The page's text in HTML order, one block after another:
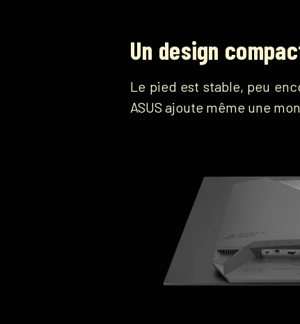
Un design
Le pied est stable, peu
ASUS ajoute même une